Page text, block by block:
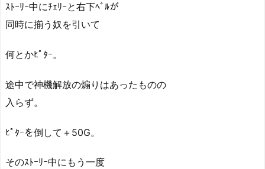
ｽﾄｰﾘｰ中にﾁｪﾘｰと右下ﾍﾞﾙが
同時に揃う奴を引いて
何とかﾋﾟﾀｰ。
途中で神機解放の煽りはあったものの
入らず。
ﾋﾟﾀｰを倒して＋50G。
そのｽﾄｰﾘｰ中にもう一度